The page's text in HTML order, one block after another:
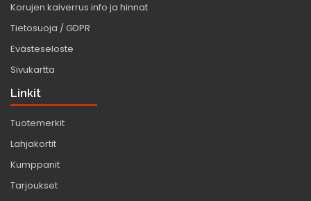
Korujen kaiverrus info ja hinnat
Tietosuoja / GDPR
Evästeseloste
Sivukartta
Linkit
Tuotemerkit
Lahjakortit
Kumppanit
Tarjoukset